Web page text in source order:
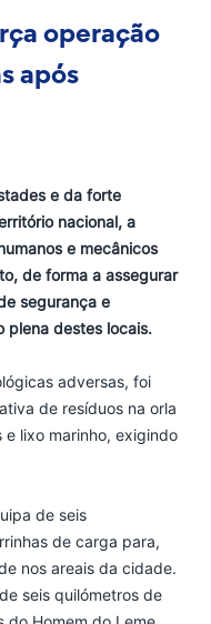
operação
após
e da forte
nacional, a
e mecânicos
de forma a assegurar
segurança e
plena destes locais.
adversas, foi
de resíduos na orla
e lixo marinho, exigindo
de seis
de carga para,
nos areais da cidade.
seis quilómetros de